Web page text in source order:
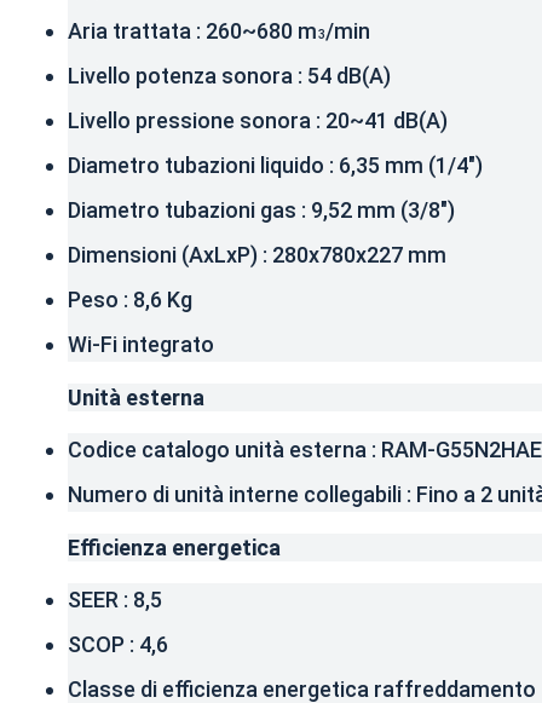
Aria trattata : 260~680 m3/min
Livello potenza sonora : 54 dB(A)
Livello pressione sonora : 20~41 dB(A)
Diametro tubazioni liquido : 6,35 mm (1/4″)
Diametro tubazioni gas : 9,52 mm (3/8″)
Dimensioni (AxLxP) : 280x780x227 mm
Peso : 8,6 Kg
Wi-Fi integrato
Unità esterna
Codice catalogo unità esterna : RAM-G55N2HAE
Numero di unità interne collegabili : Fino a 2
Efficienza energetica
SEER : 8,5
SCOP : 4,6
Classe di efficienza energetica raffreddamento